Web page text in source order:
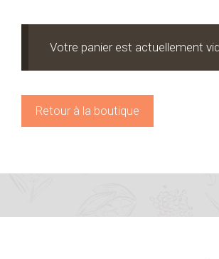
Votre panier est actuellement
Retour à la boutique